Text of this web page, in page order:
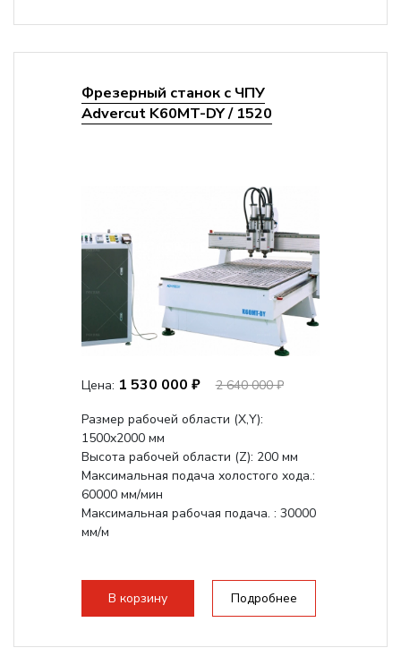
Фрезерный станок с ЧПУ
Advercut K60MT-DY / 1520
Цена: 1 530 000 ₽
2 640 000 ₽
Размер рабочей области (Х,Y):
1500x2000 мм
Высота рабочей области (Z): 200 мм
Максимальная подача холостого хода.:
60000 мм/мин
Максимальная рабочая подача. : 30000
мм/м
В корзину Подробнее